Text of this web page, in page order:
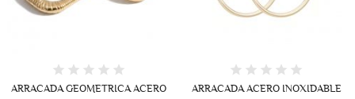
ARRACADA GEOMETRICA ACERO ARRACADA ACERO INOXIDABLE